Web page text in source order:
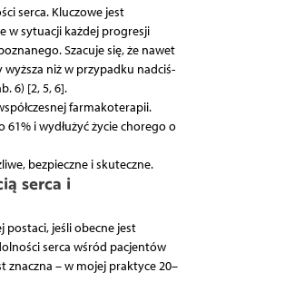
serca. Kluczowe jest
w sytuacji każdej progresji
Szacuje się, że nawet
wyższa niż w przypadku nadciś­
6) [2, 5, 6].
farmakoterapii.
61% i wydłużyć życie chorego o
bezpieczne i skuteczne.
serca i
postaci, jeśli obecne jest
serca wśród pacjentów
– w mojej praktyce 20–